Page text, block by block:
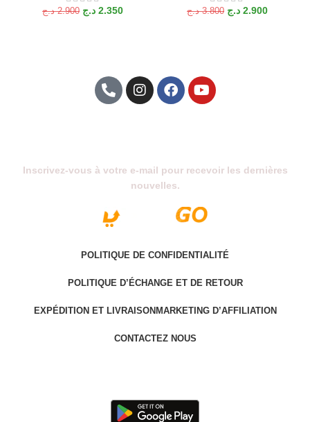
2.900 د.ج 2.350 د.ج 3.800 د.ج 2.900 د.ج
Inscrivez-vous à votre e-mail pour recevoir les dernières
nouvelles.
POLITIQUE DE CONFIDENTIALITÉ
POLITIQUE D’ÉCHANGE ET DE RETOUR
EXPÉDITION ET LIVRAISON MARKETING D’AFFILIATION
CONTACTEZ NOUS